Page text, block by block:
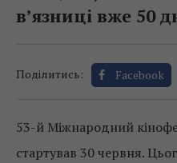
в’язниці вже 50
Поділитись: Facebook
53-й Міжнародний
стартував 30 червня.